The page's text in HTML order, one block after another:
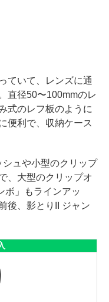
ていて、レンズに通
直径50〜100mmのレ
式のレフ板のように
便利で、収納ケース
シュや小型のクリップ
、大型のクリップオ
ボ」もラインアッ
後、影とりII ジャン